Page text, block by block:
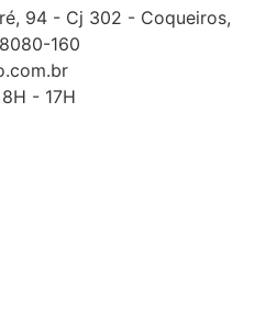
94 - Cj 302 - Coqueiros,
160
- 17H